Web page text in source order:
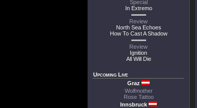
Special
In Extremo
Review
North Sea Echoes
How To Cast A Shadow
Review
Ignition
All Will Die
Upcoming Live
Graz
Wolfmother
Rose Tattoo
Innsbruck